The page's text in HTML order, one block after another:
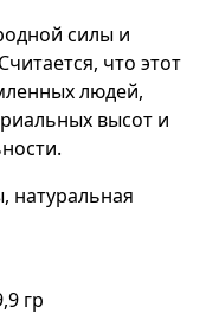
силы и
что этот
людей,
высот и
натуральная
гр